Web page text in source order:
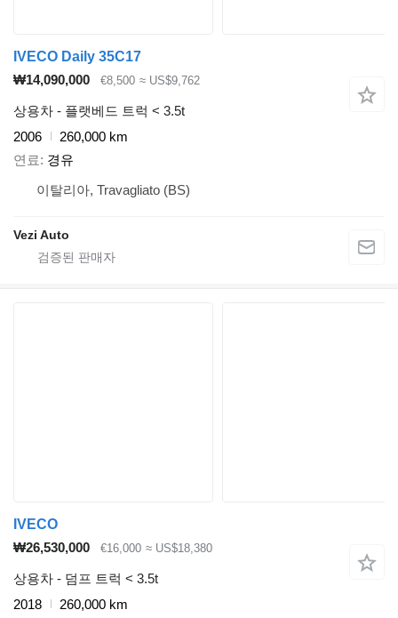
IVECO Daily 35C17
₩14,090,000
€8,500 ≈ US$9,762
상용차 - 플랫베드 트럭 < 3.5t
2006
260,000 km
연료
경유
이탈리아, Travagliato (BS)
Vezi Auto
IVECO
₩26,530,000
€16,000 ≈ US$18,380
상용차 - 덤프 트럭 < 3.5t
2018
260,000 km